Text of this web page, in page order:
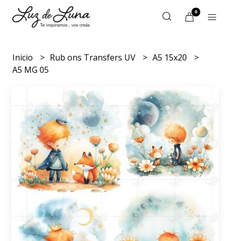
0
Inicio Rub ons Transfers UV
A5 15x20
A5 MG 05